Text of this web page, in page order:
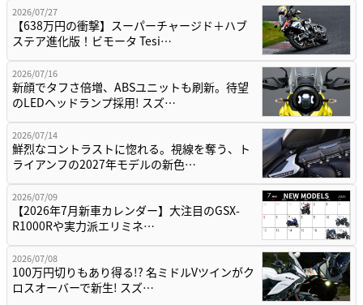
2026/07/27
【638万円の衝撃】スーパーチャージド＋ハブ
ステア進化版！ビモータ Tesi…
2026/07/16
新顔でタフさ倍増、ABSユニットも刷新。待望
のLEDヘッドランプ採用! スズ…
2026/07/14
鮮烈なコントラストに惚れる。視線を奪う、ト
ライアンフの2027年モデルの新色…
2026/07/09
【2026年7月新車カレンダー】大注目のGSX-
R1000Rや実力派エリミネ…
2026/07/08
100万円切りもあり得る!? 名ミドルVツインがク
ロスオーバーで新生! スズ…